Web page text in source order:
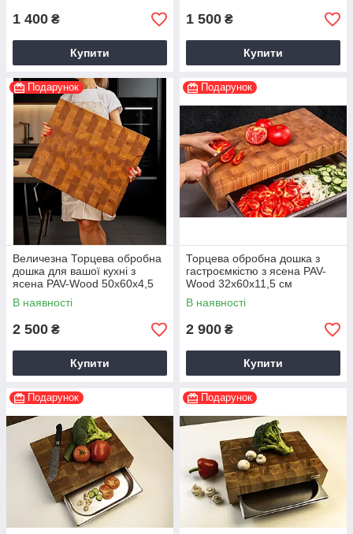
1 400 ₴
Купити
1 500 ₴
Купити
Подарунок
Величезна Торцева обробна
дошка для вашої кухні з
ясена PAV-Wood 50х60х4,5
см
В наявності
2 500 ₴
Купити
Подарунок
Торцева обробна дошка з
гастроємкістю з ясена PAV-
Wood 32х60х11,5 см
В наявності
2 900 ₴
Купити
Подарунок Подарунок